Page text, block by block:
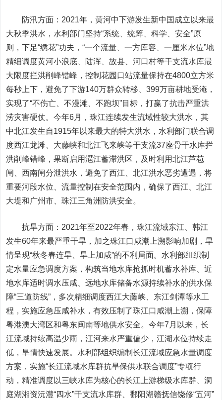
防汛方面：2021年，黄河中下游发生新中国成立以来最
大秋季洪水，水利部门坚持“系统、统筹、科学、安全”原
则，下足“绣花”功夫，“一个流量、一方库容、一厘米水位”地
精细调度黄河小浪底、陆浑、故县、河口村等干支流水库最
大限度拦洪削峰错峰，控制花园口站流量保持在4800立方米
每秒上下，避免了下游140万群众转移、399万亩耕地受淹，
实现了“不伤亡、不漫滩、不跑坝”目标，打赢了抗击严重洪
涝灾害硬仗。今年6月，珠江连续发生流域性较大洪水，其
中北江发生自1915年以来最大的特大洪水，水利部门联合调
度西江龙滩、大藤峡和北江飞来峡等干支流37座骨干水库拦
洪削峰错峰，果断启用潖江蓄滞洪区，及时利用北江芦苞
闸、西南闸分泄洪水，避免了西江、北江洪水恶劣遭遇，将
重要河段水位、流量控制在安全范围内，确保了西江、北江
大堤和广州市、珠江三角洲防洪安全。
抗旱方面：2021年至2022年春，珠江流域东江、韩江
发生60年来最严重干旱，加之珠江口咸潮上溯影响加剧，旱
情呈现“秋冬春连旱、旱上加咸”的不利局面。水利部组织制
定水量应急调度方案，构筑当地水库抢抓时机蓄水补库、近
地水库适时调水压咸、远地水库储备水源持续补水的供水保
障“三道防线”，多次精细调度西江大藤峡、东江剑潭等水工
程，实施应急压咸补水，有效压制了珠江口咸潮上溯，保障
粤港澳大湾区和粤东闽南等地供水安全。今年7月以来，长
江流域持续高温少雨，江河来水严重偏少，江湖水位持续走
低，旱情快速发展。水利部组织编制长江流域应急水量调度
方案，实施“长江流域水库群抗旱保供水联合调度”专项行
动，精准调度以三峡水库为核心的长江上游梯级水库群、洞
庭湖湘资沅澧“四水”干支流水库群、鄱阳湖赣抚信饶修“五河”